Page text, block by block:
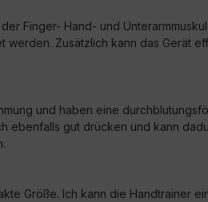
Finger- Hand- und
Zusätzlich kann das Gerät
und haben eine
ebenfalls gut drücken und kann
Größe. Ich kann die Handtrainer